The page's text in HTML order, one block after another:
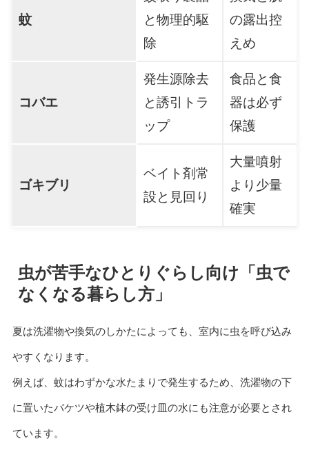
蚊
と物理的駆
除
の露出控
えめ
コバエ
発生源除去
と誘引トラ
ップ
食品と食
器は必ず
保護
ゴキブリ
ベイト剤常
設と見回り
大量噴射
より少量
確実
虫が苦手なひとりぐらし向け「虫で
なくなる暮らし方」
夏は洗濯物や換気のしかたによっても、室内に虫を呼び込み
やすくなります。
例えば、蚊はわずかな水たまりで発生するため、洗濯物の下
に置いたバケツや植木鉢の受け皿の水にも注意が必要とされ
ています。